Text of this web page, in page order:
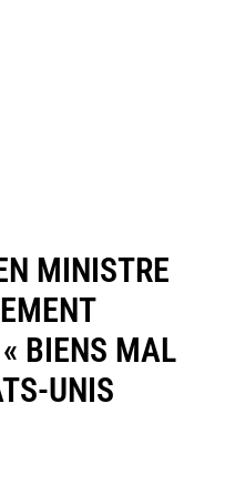
MINISTRE
BIENS MAL
UNIS